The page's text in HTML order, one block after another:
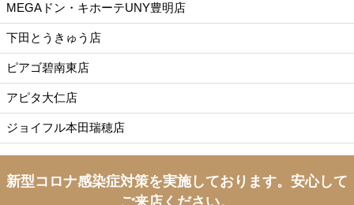
MEGAドン・キホーテUNY豊明店
下田とうきゅう店
ピアゴ碧南東店
アピタ大仁店
ジョイフル本田瑞穂店
新型コロナ感染症対策を実施しております。 安心して
ご来店ください。